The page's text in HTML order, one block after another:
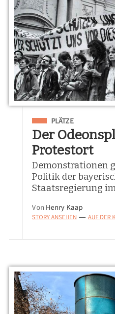
Eingeordnet unter
PLÄTZE
Der
Protestort
Demonstrationen
Politik der
Staatsregierung
Von Henry Kaap
STORY ANSEHEN — AUF DER